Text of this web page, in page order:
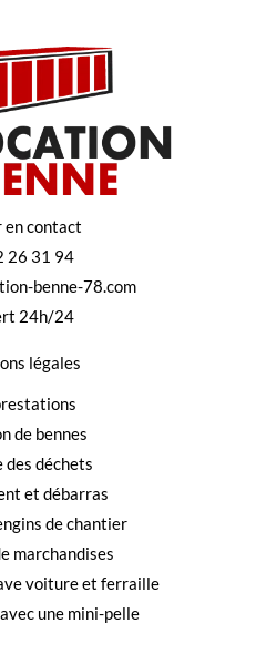
en contact
26 31 94
benne-78.com
24h/24
légales
de bennes
des déchets
et débarras
de chantier
marchandises
voiture et ferraille
une mini-pelle